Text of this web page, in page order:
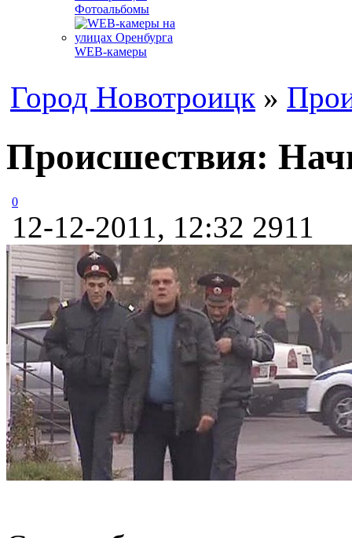
Фотоальбомы
WEB-камеры
Город Новотроицк »
Происшествия:
0
12-12-2011, 12:32 2911